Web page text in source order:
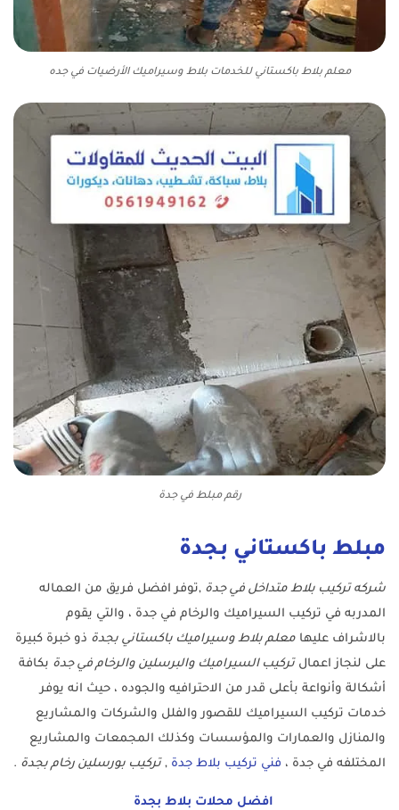
معلم بلاط باكستاني للخدمات بلاط وسيراميك الأرضيات في جده
رقم مبلط في جدة
مبلط باكستاني بجدة
شركه تركيب بلاط متداخل في جدة ,توفر افضل فريق من العماله
المدربه في تركيب السيراميك والرخام في جدة ، والتي يقوم
بالاشراف عليها معلم بلاط وسيراميك باكستاني بجدة ذو خبرة كبيرة
على لنجاز اعمال تركيب السيراميك والبرسلين والرخام في جدة بكافة
أشكالة وأنواعة بأعلى قدر من الاحترافيه والجوده ، حيث انه يوفر
خدمات تركيب السيراميك للقصور والفلل والشركات والمشاريع
والمنازل والعمارات والمؤسسات وكذلك المجمعات والمشاريع
المختلفه في جدة ، فني تركيب بلاط جدة , تركيب بورسلين رخام بجدة .
افضل محلات بلاط بجدة